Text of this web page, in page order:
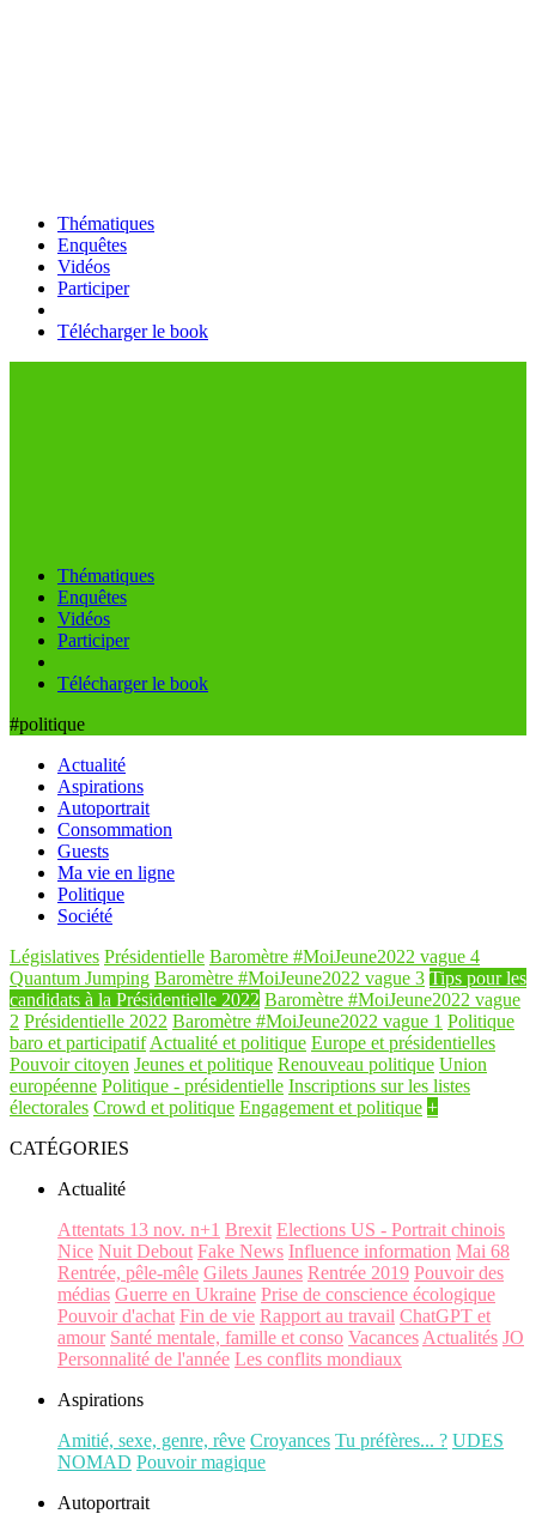
Thématiques
Enquêtes
Vidéos
Participer
Télécharger le book
Thématiques
Enquêtes
Vidéos
Participer
Télécharger le book
#politique
Actualité
Aspirations
Autoportrait
Consommation
Guests
Ma vie en ligne
Politique
Société
Législatives Présidentielle Baromètre #MoiJeune2022 vague 4
Quantum Jumping Baromètre #MoiJeune2022 vague 3 Tips pour les
candidats à la Présidentielle 2022 Baromètre #MoiJeune2022 vague
2 Présidentielle 2022 Baromètre #MoiJeune2022 vague 1 Politique
baro et participatif Actualité et politique Europe et présidentielles
Pouvoir citoyen Jeunes et politique Renouveau politique Union
européenne Politique - présidentielle Inscriptions sur les listes
électorales Crowd et politique Engagement et politique +
CATÉGORIES
Actualité
Attentats 13 nov. n+1 Brexit Elections US - Portrait chinois
Nice Nuit Debout Fake News Influence information Mai 68
Rentrée, pêle-mêle Gilets Jaunes Rentrée 2019 Pouvoir des
médias Guerre en Ukraine Prise de conscience écologique
Pouvoir d'achat Fin de vie Rapport au travail ChatGPT et
amour Santé mentale, famille et conso Vacances Actualités JO
Personnalité de l'année Les conflits mondiaux
Aspirations
Amitié, sexe, genre, rêve Croyances Tu préfères... ? UDES
NOMAD Pouvoir magique
Autoportrait